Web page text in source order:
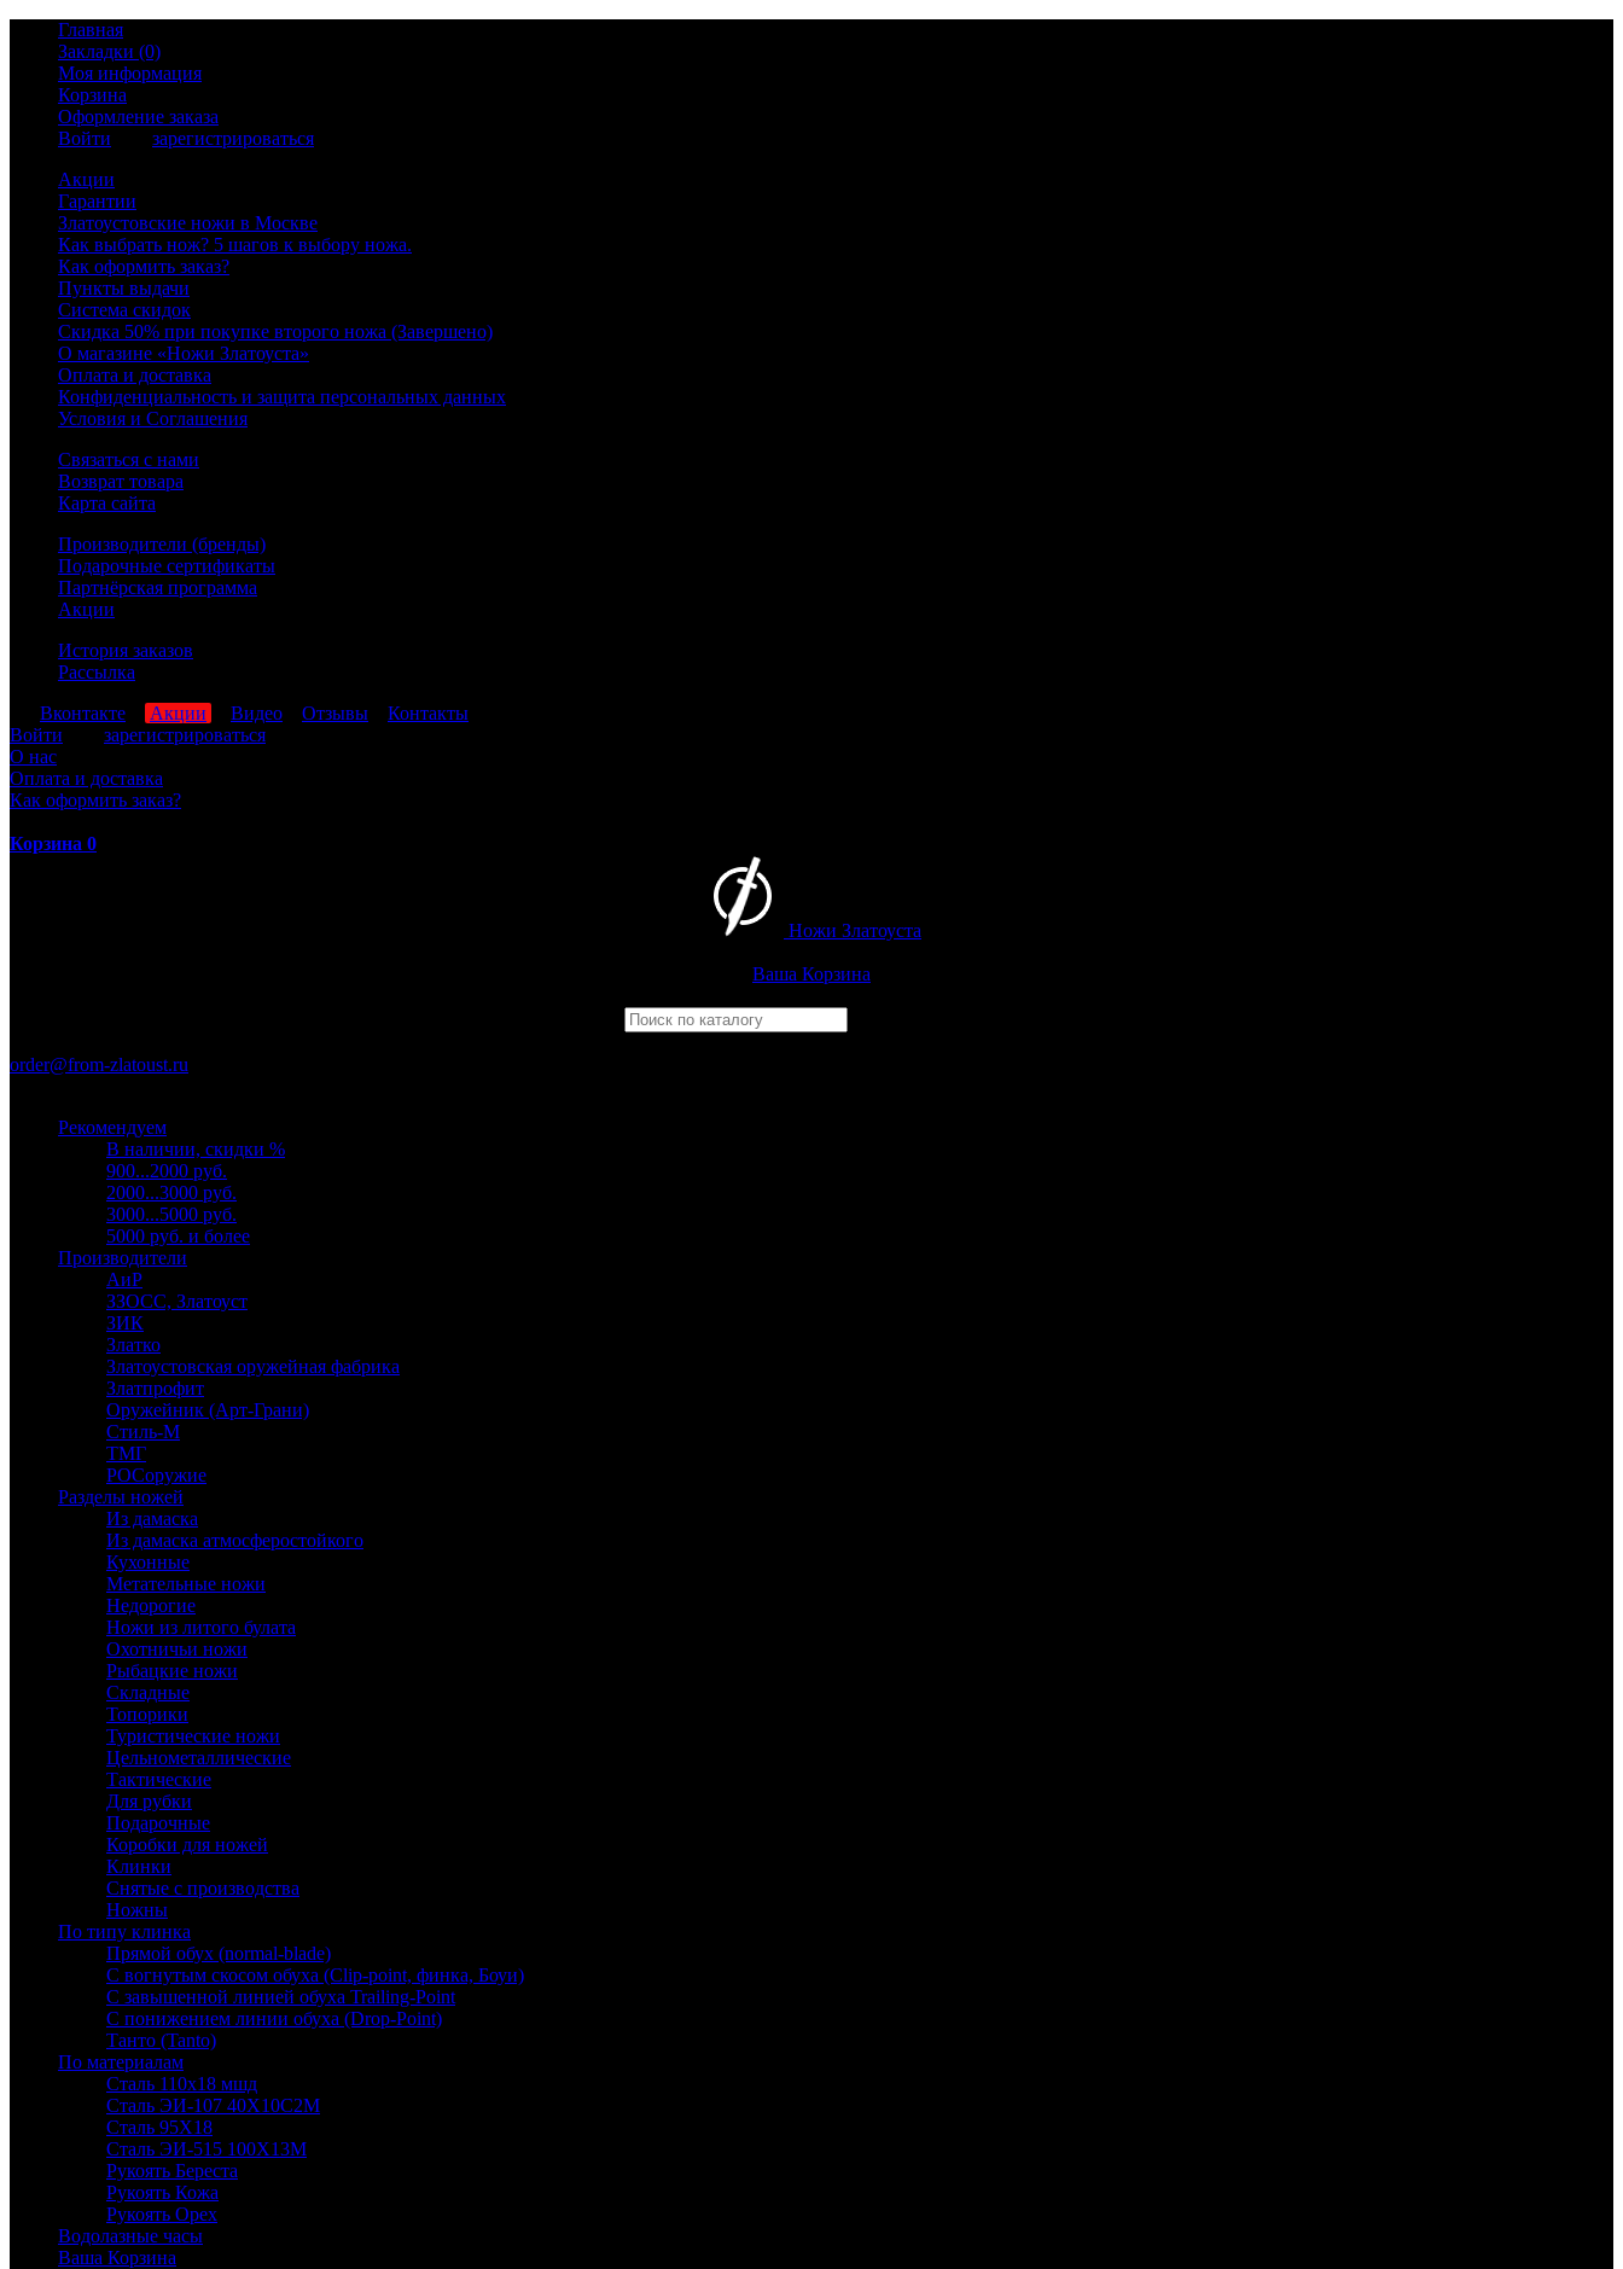
Главная
Закладки (0)
Моя информация
Корзина
Оформление заказа
Войти
зарегистрироваться
Акции
Гарантии
Златоустовские ножи в Москве
Как выбрать нож? 5 шагов к выбору ножа.
Как оформить заказ?
Пункты выдачи
Система скидок
Скидка 50% при покупке второго ножа (Завершено)
О магазине «Ножи Златоуста»
Оплата и доставка
Конфиденциальность и защита персональных данных
Условия и Соглашения
Связаться с нами
Возврат товара
Карта сайта
Производители (бренды)
Подарочные сертификаты
Партнёрская программа
Акции
История заказов
Рассылка
Вконтакте Акции Видео Отзывы
Контакты
Войти
зарегистрироваться
О нас
Оплата и доставка
Как оформить заказ?
Корзина 0
Ножи Златоуста
Ваша Корзина
order@from-zlatoust.ru
Рекомендуем
В наличии, скидки %
900...2000 руб.
2000...3000 руб.
3000...5000 руб.
5000 руб. и более
Производители
АиР
ЗЗОСС, Златоуст
ЗИК
Златко
Златоустовская оружейная фабрика
Златпрофит
Оружейник (Арт-Грани)
Стиль-М
ТМГ
РОСоружие
Разделы ножей
Из дамаска
Из дамаска атмосферостойкого
Кухонные
Метательные ножи
Недорогие
Ножи из литого булата
Охотничьи ножи
Рыбацкие ножи
Складные
Топорики
Туристические ножи
Цельнометаллические
Тактические
Для рубки
Подарочные
Коробки для ножей
Клинки
Снятые с производства
Ножны
По типу клинка
Прямой обух (normal-blade)
С вогнутым скосом обуха (Clip-point, финка, Боуи)
С завышенной линией обуха Trailing-Point
С понижением линии обуха (Drop-Point)
Танто (Tanto)
По материалам
Сталь 110х18 мшд
Сталь ЭИ-107 40Х10С2М
Сталь 95Х18
Сталь ЭИ-515 100Х13М
Рукоять Береста
Рукоять Кожа
Рукоять Орех
Водолазные часы
Ваша Корзина